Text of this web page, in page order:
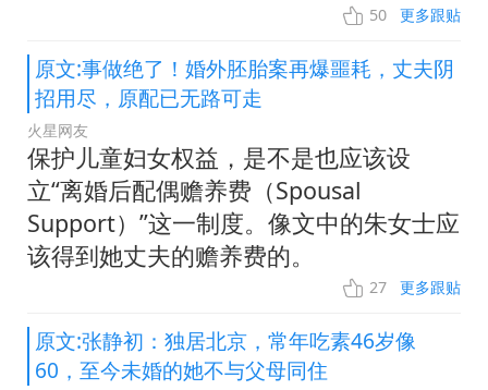
50 更多跟贴
原文:事做绝了！婚外胚胎案再爆噩耗，丈夫阴
招用尽，原配已无路可走
火星网友
保护儿童妇女权益，是不是也应该设
立“离婚后配偶赡养费（Spousal
Support）”这一制度。像文中的朱女士应
该得到她丈夫的赡养费的。
27 更多跟贴
原文:张静初：独居北京，常年吃素46岁像
60，至今未婚的她不与父母同住